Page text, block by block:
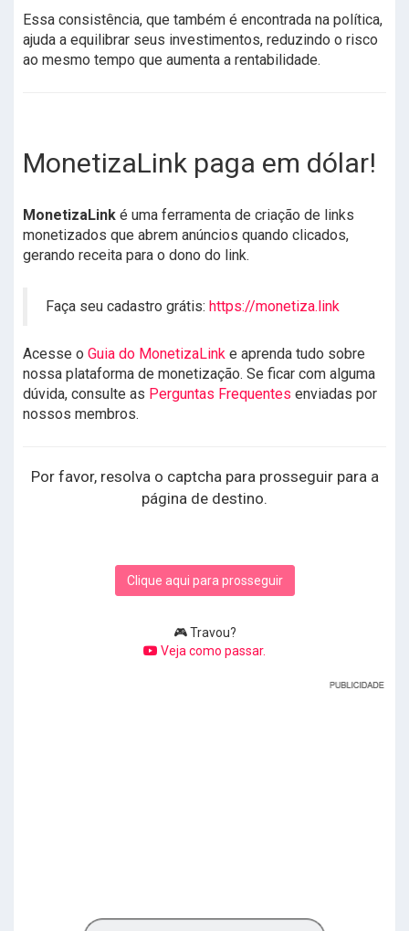
Essa consistência, que também é encontrada na política,
ajuda a equilibrar seus investimentos, reduzindo o risco
ao mesmo tempo que aumenta a rentabilidade.
MonetizaLink paga em dólar!
MonetizaLink é uma ferramenta de criação de links
monetizados que abrem anúncios quando clicados,
gerando receita para o dono do link.
Faça seu cadastro grátis: https://monetiza.link
Acesse o Guia do MonetizaLink e aprenda tudo sobre
nossa plataforma de monetização. Se ficar com alguma
dúvida, consulte as Perguntas Frequentes enviadas por
nossos membros.
Por favor, resolva o captcha para prosseguir para a
página de destino.
Clique aqui para prosseguir
🎮 Travou?
Veja como passar.